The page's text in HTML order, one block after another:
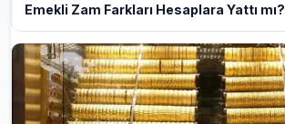
Emekli Zam Farkları Hesaplara Yattı mı?